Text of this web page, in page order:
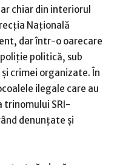
chiar din interiorul
Națională
dar într-o oarecare
politică, sub
crimei organizate. În
ilegale care au
trinomului SRI-
denunțate și